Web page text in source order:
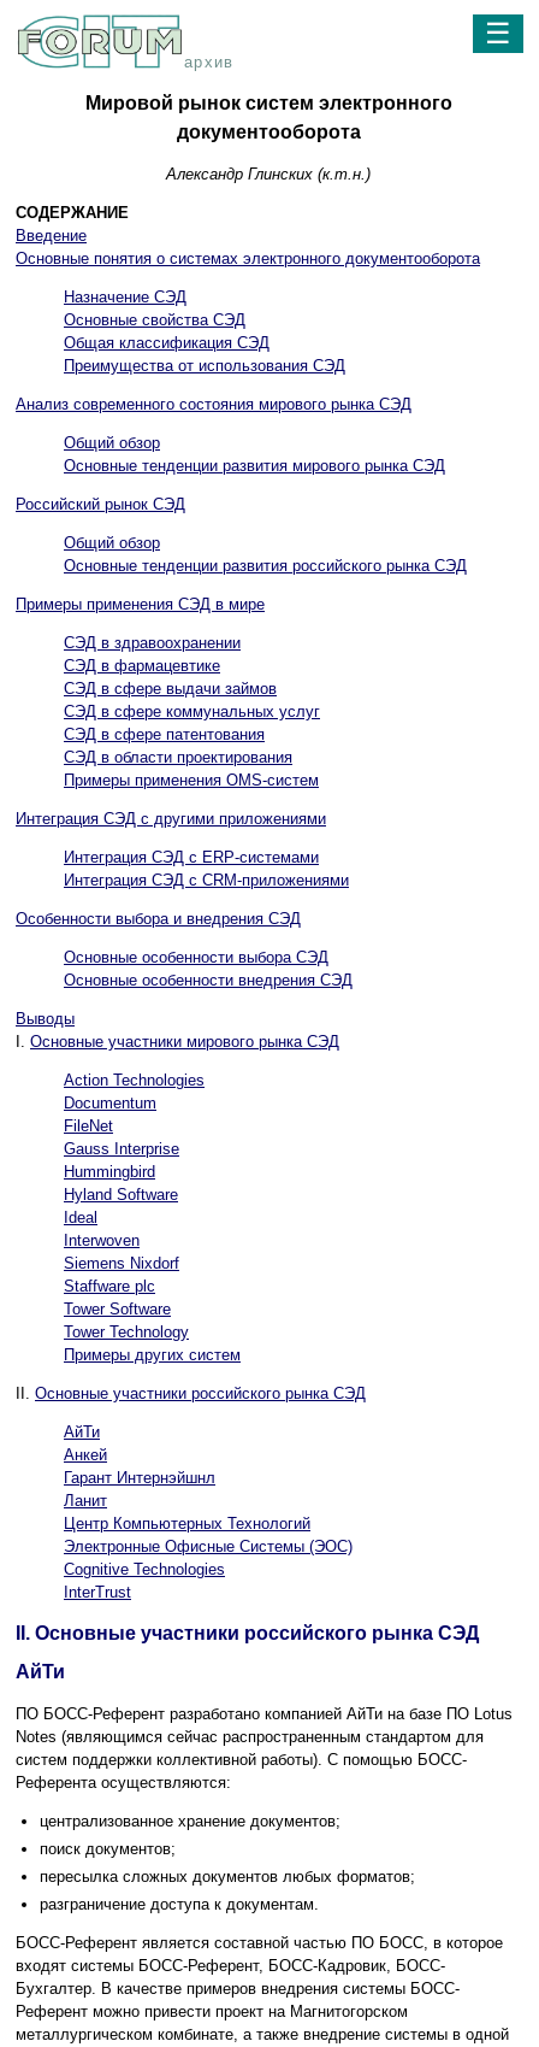
архив
☰
Мировой рынок систем электронного
документооборота
Александр Глинских (к.т.н.)
СОДЕРЖАНИЕ
Введение
Основные понятия о системах электронного документооборота
Назначение СЭД
Основные свойства СЭД
Общая классификация СЭД
Преимущества от использования СЭД
Анализ современного состояния мирового рынка СЭД
Общий обзор
Основные тенденции развития мирового рынка СЭД
Российский рынок СЭД
Общий обзор
Основные тенденции развития российского рынка СЭД
Примеры применения CЭД в мире
СЭД в здравоохранении
СЭД в фармацевтике
CЭД в сфере выдачи займов
СЭД в сфере коммунальных услуг
CЭД в сфере патентования
СЭД в области проектирования
Примеры применения OMS-систем
Интеграция СЭД с другими приложениями
Интеграция СЭД с ERP-системами
Интеграция СЭД с CRM-приложениями
Особенности выбора и внедрения СЭД
Основные особенности выбора СЭД
Основные особенности внедрения СЭД
Выводы
I. Основные участники мирового рынка СЭД
Action Technologies
Documentum
FileNet
Gauss Interprise
Hummingbird
Hyland Software
Ideal
Interwoven
Siemens Nixdorf
Staffware plc
Tower Software
Tower Technology
Примеры других систем
II. Основные участники российского рынка СЭД
АйТи
Анкей
Гарант Интернэйшнл
Ланит
Центр Компьютерных Технологий
Электронные Офисные Системы (ЭОС)
Cognitive Technologies
InterTrust
II. Основные участники российского рынка СЭД
АйТи
ПО БОСС-Референт разработано компанией АйТи на базе ПО Lotus
Notes (являющимся сейчас распространенным стандартом для
систем поддержки коллективной работы). C помощью БОСС-
Референта осуществляются:
централизованное хранение документов;
поиск документов;
пересылка сложных документов любых форматов;
разграничение доступа к документам.
БОСС-Референт является составной частью ПО БОСС, в которое
входят системы БОСС-Референт, БОСС-Кадровик, БОСС-
Бухгалтер. В качестве примеров внедрения системы БОСС-
Референт можно привести проект на Магнитогорском
металлургическом комбинате, а также внедрение системы в одной